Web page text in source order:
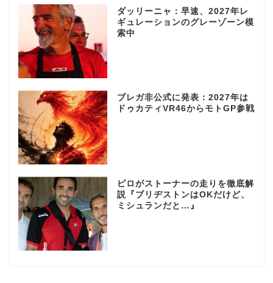
ダッリーニャ：早速、2027年レ
ギュレーションのグレーゾーン模
索中
ブレガ非公式に発表：2027年は
ドゥカティVR46からモトGP参戦
ピロがストーナーの走りを徹底解
説『ブリヂストンはOKだけど、
ミシュランだと…』